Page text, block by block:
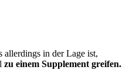
allerdings in der Lage ist,
zu einem Supplement greifen.